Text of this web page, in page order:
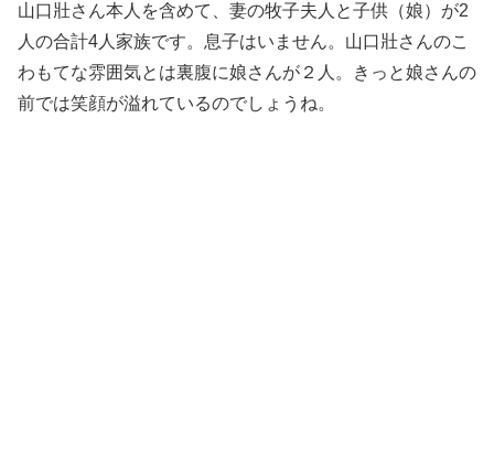
山口壯さん本人を含めて、妻の牧子夫人と子供（娘）が2
人の合計4人家族です。息子はいません。山口壯さんのこ
わもてな雰囲気とは裏腹に娘さんが２人。きっと娘さんの
前では笑顔が溢れているのでしょうね。